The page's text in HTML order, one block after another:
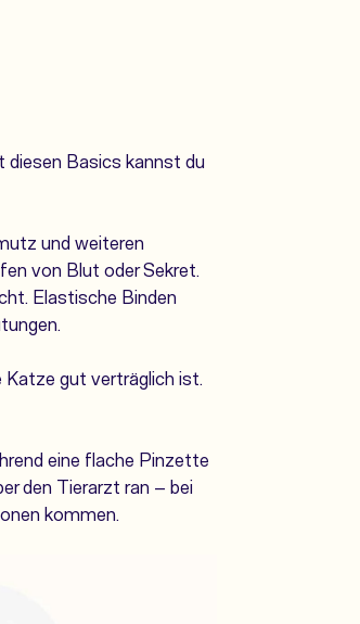
diesen Basics kannst du
und weiteren
von Blut oder Sekret.
Elastische Binden
gut verträglich ist.
eine flache Pinzette
den Tierarzt ran – bei
kommen.